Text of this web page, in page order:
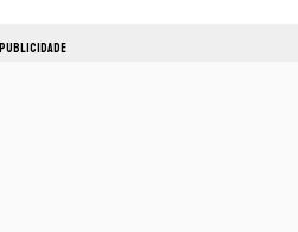
PUBLICIDADE